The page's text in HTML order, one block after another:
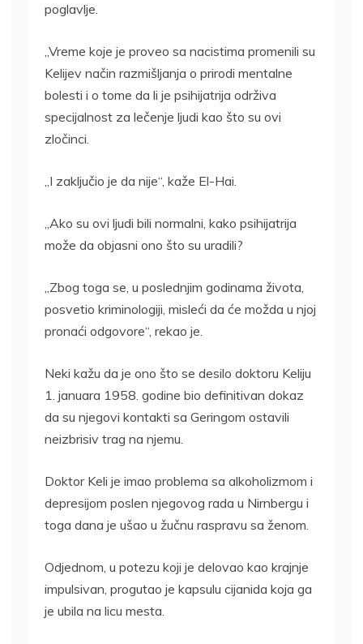
poglavlje.
„Vreme koje je proveo sa nacistima promenili su
Kelijev način razmišljanja o prirodi mentalne
bolesti i o tome da li je psihijatrija održiva
specijalnost za lečenje ljudi kao što su ovi
zločinci.
„I zaključio je da nije“, kaže El-Hai.
„Ako su ovi ljudi bili normalni, kako psihijatrija
može da objasni ono što su uradili?
„Zbog toga se, u poslednjim godinama života,
posvetio kriminologiji, misleći da će možda u njoj
pronaći odgovore“, rekao je.
Neki kažu da je ono što se desilo doktoru Keliju
1. januara 1958. godine bio definitivan dokaz
da su njegovi kontakti sa Geringom ostavili
neizbrisiv trag na njemu.
Doktor Keli je imao problema sa alkoholizmom i
depresijom poslen njegovog rada u Nirnbergu i
toga dana je ušao u žučnu raspravu sa ženom.
Odjednom, u potezu koji je delovao kao krajnje
impulsivan, progutao je kapsulu cijanida koja ga
je ubila na licu mesta.